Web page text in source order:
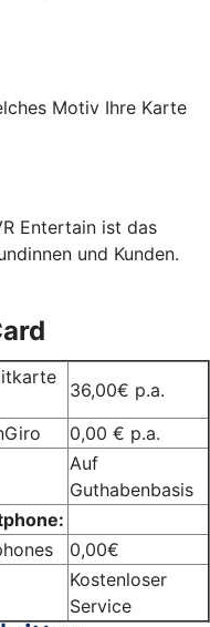
Motiv Ihre Karte
Entertain ist das
und Kunden.
36,00€ p.a.
0,00 € p.a.
Auf
Guthabenbasis
0,00€
Kostenloser
Service